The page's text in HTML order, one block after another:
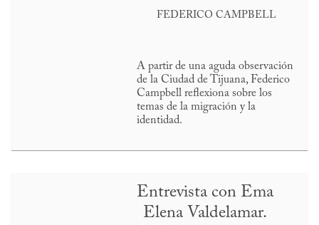
FEDERICO CAMPBELL
A partir de una aguda observación
de la Ciudad de Tijuana, Federico
Campbell reflexiona sobre los
temas de la migración y la
identidad.
Entrevista con Ema
Elena Valdelamar.